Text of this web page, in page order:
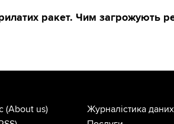
ракет. Чим загрожують
(About us)
Журналістика даних